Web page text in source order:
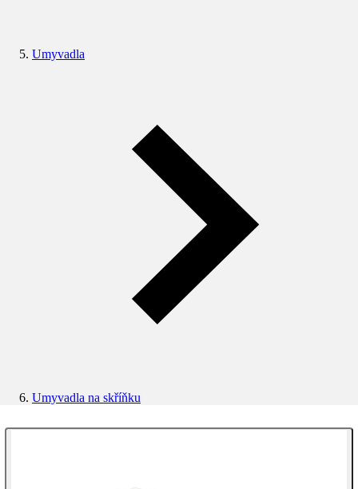
Umyvadla
Umyvadla na skříňku